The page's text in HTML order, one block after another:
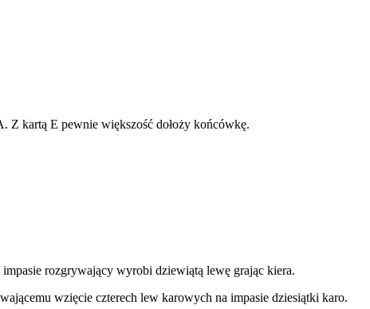
kartą E pewnie większość dołoży końcówkę.
rozgrywający wyrobi dziewiątą lewę grając kiera.
wzięcie czterech lew karowych na impasie dziesiątki karo.